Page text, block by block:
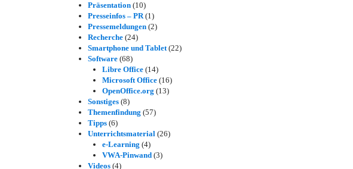
Präsentation (10)
Presseinfos – PR(1)
Pressemeldungen (2)
Recherche (24)
Smartphone und Tablet(22)
Software (68)
Libre Office (14)
Microsoft Office (16)
OpenOffice.org (13)
Sonstiges (8)
Themenfindung (57)
Tipps (6)
Unterrichtsmaterial (26)
e-Learning (4)
VWA-Pinwand (3)
Videos (4)